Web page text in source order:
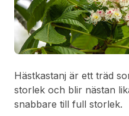
Hästkastanj är ett träd
storlek och blir nästan
snabbare till full storlek.